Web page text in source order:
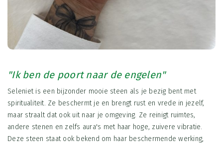
"Ik ben de poort naar de engelen"
Seleniet is een bijzonder mooie steen als je bezig bent met
spiritualiteit. Ze beschermt je en brengt rust en vrede in jezelf,
maar straalt dat ook uit naar je omgeving. Ze reinigt ruimtes,
andere stenen en zelfs aura's met haar hoge, zuivere vibratie.
Deze steen staat ook bekend om haar beschermende werking,